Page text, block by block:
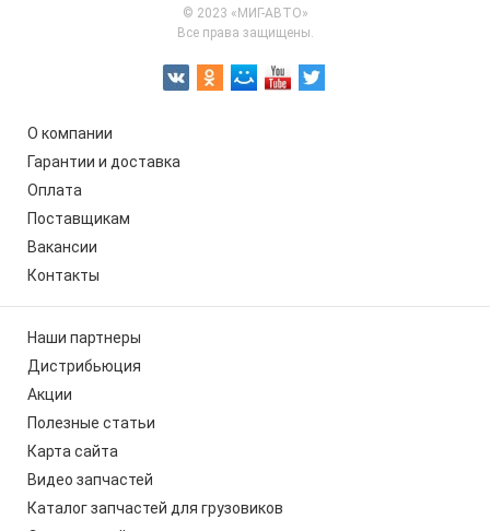
© 2023 «МИГ-АВТО»
Все права защищены.
О компании
Гарантии и доставка
Оплата
Поставщикам
Вакансии
Контакты
Наши партнеры
Дистрибьюция
Акции
Полезные статьи
Карта сайта
Видео запчастей
Каталог запчастей для грузовиков